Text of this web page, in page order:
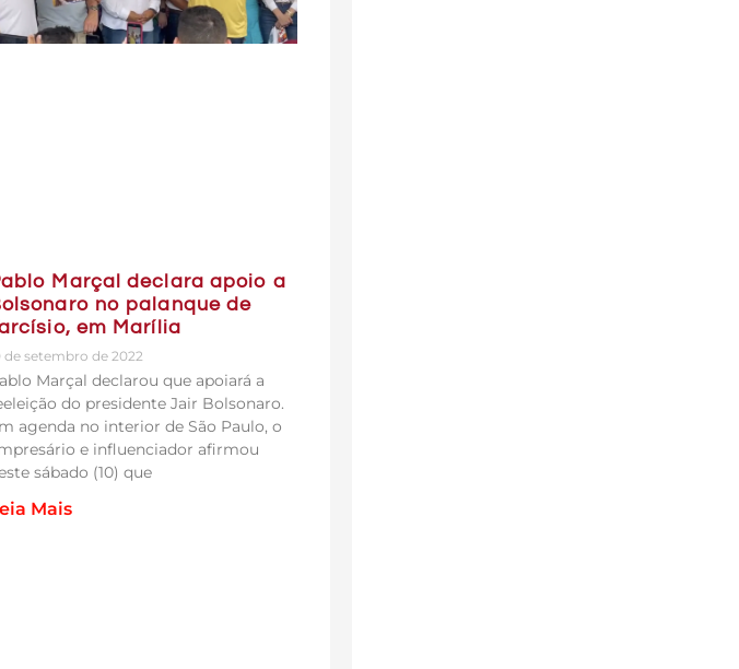
Marçal declara apoio a
no palanque de
em Marília
de setembro de 2022
Marçal declarou que apoiará a
do presidente Jair Bolsonaro.
agenda no interior de São Paulo, o
e influenciador afirmou
sábado (10) que
Mais